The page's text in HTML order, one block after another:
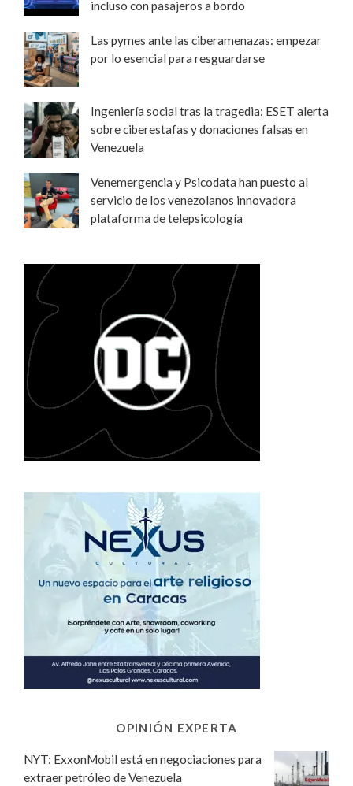
incluso con pasajeros a bordo
Las pymes ante las ciberamenazas: empezar
por lo esencial para resguardarse
Ingeniería social tras la tragedia: ESET alerta
sobre ciberestafas y donaciones falsas en
Venezuela
Venemergencia y Psicodata han puesto al
servicio de los venezolanos innovadora
plataforma de telepsicología
OPINIÓN EXPERTA
NYT: ExxonMobil está en negociaciones para
extraer petróleo de Venezuela